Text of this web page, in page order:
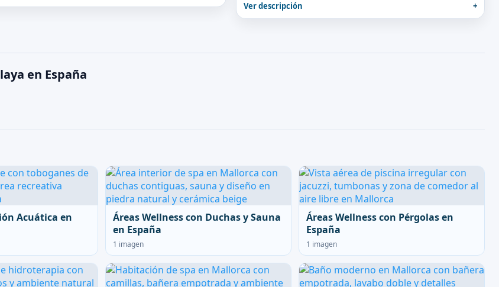
Ver descripción
en España
Acuática en
Áreas Wellness con Duchas y Sauna
en España
1 imagen
Áreas Wellness con Pérgolas en
España
1 imagen